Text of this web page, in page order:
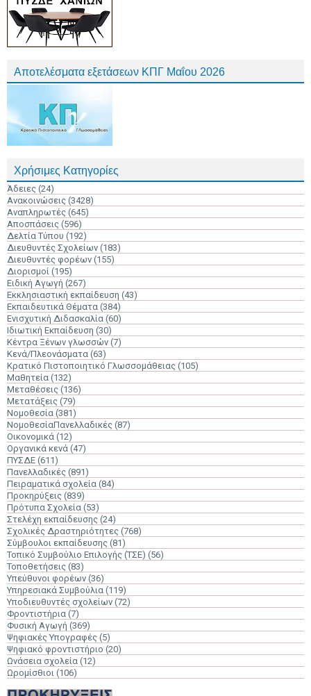
Αποτελέσματα εξετάσεων ΚΠΓ Μαΐου 2026
Χρήσιμες Κατηγορίες
Άδειες (24)
Ανακοινώσεις (3428)
Αναπληρωτές (645)
Αποσπάσεις (596)
Δελτία Τύπου (192)
Διευθυντές Σχολείων (183)
Διευθυντές φορέων (155)
Διορισμοί (195)
Ειδική Αγωγή (267)
Εκκλησιαστική εκπαίδευση (43)
Εκπαιδευτικά Θέματα (384)
Ενισχυτική Διδασκαλία (60)
Ιδιωτική Εκπαίδευση (30)
Κέντρα Ξένων γλωσσών (7)
Κενά/Πλεονάσματα (63)
Κρατικό Πιστοποιητικό Γλωσσομάθειας (105)
Μαθητεία (132)
Μεταθέσεις (136)
Μετατάξεις (79)
Νομοθεσία (381)
ΝομοθεσίαΠανελλαδικές (87)
Οικονομικά (12)
Οργανικά κενά (47)
ΠΥΣΔΕ (611)
Πανελλαδικές (891)
Πειραματικά σχολεία (84)
Προκηρύξεις (839)
Πρότυπα Σχολεία (53)
Στελέχη εκπαίδευσης (24)
Σχολικές Δραστηριότητες (768)
Σύμβουλοι εκπαίδευσης (81)
Τοπικό Συμβούλιο Επιλογής (ΤΣΕ) (56)
Τοποθετήσεις (83)
Υπεύθυνοι φορέων (36)
Υπηρεσιακά Συμβούλια (119)
Υποδιευθυντές σχολείων (72)
Φροντιστήρια (7)
Φυσική Αγωγή (369)
Ψηφιακές Υπογραφές (5)
Ψηφιακό φροντιστήριο (20)
Ωνάσεια σχολεία (12)
Ωρομίσθιοι (106)